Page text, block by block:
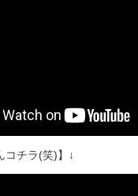
コチラ(笑)】↓